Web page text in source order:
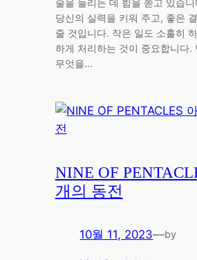
술을 늘리는 데 힘을 쏟고 있습
당신의 실력을 키워 주고, 좋은
줄 것입니다. 작은 일도 소홀히
하게 처리하는 것이 중요합니다.
무엇을…
NINE OF
개의 동전
10월 11, 2023—by